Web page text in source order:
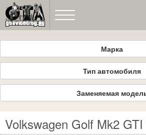
Марка
Тип автомобиля
Заменяемая
Volkswagen Golf Mk2